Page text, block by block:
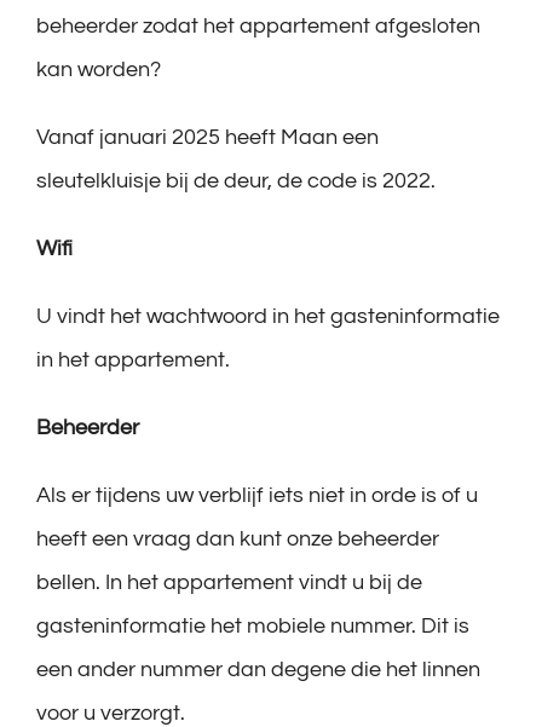
beheerder zodat het appartement afgesloten
kan worden?
Vanaf januari 2025 heeft Maan een
sleutelkluisje bij de deur, de code is 2022.
Wifi
U vindt het wachtwoord in het gasteninformatie
in het appartement.
Beheerder
Als er tijdens uw verblijf iets niet in orde is of u
heeft een vraag dan kunt onze beheerder
bellen. In het appartement vindt u bij de
gasteninformatie het mobiele nummer. Dit is
een ander nummer dan degene die het linnen
voor u verzorgt.